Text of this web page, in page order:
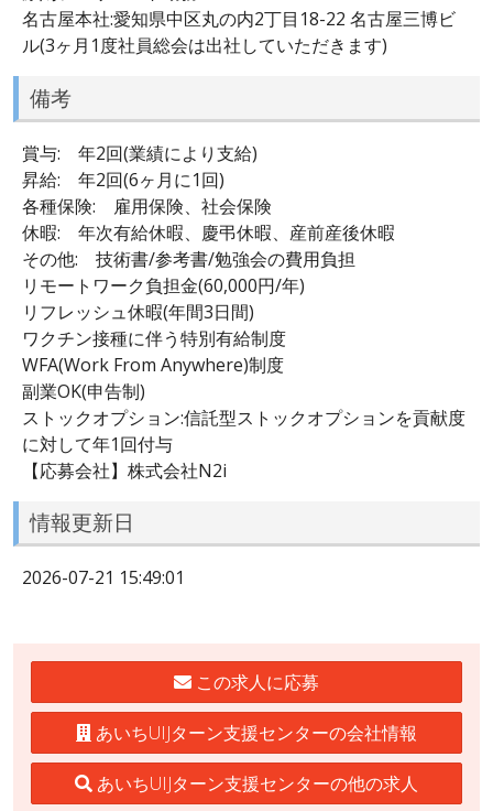
名古屋本社:愛知県中区丸の内2丁目18-22 名古屋三博ビ
ル(3ヶ月1度社員総会は出社していただきます)
備考
賞与: 年2回(業績により支給)
昇給: 年2回(6ヶ月に1回)
各種保険: 雇用保険、社会保険
休暇: 年次有給休暇、慶弔休暇、産前産後休暇
その他: 技術書/参考書/勉強会の費用負担
リモートワーク負担金(60,000円/年)
リフレッシュ休暇(年間3日間)
ワクチン接種に伴う特別有給制度
WFA(Work From Anywhere)制度
副業OK(申告制)
ストックオプション:信託型ストックオプションを貢献度
に対して年1回付与
【応募会社】株式会社N2i
情報更新日
2026-07-21 15:49:01
この求人に応募
あいちUIJターン支援センターの会社情報
あいちUIJターン支援センターの他の求人